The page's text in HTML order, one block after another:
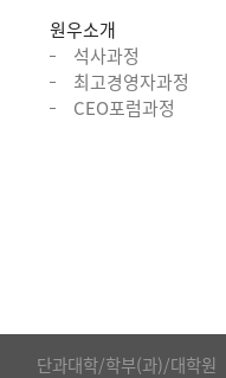
원우소개
석사과정
최고경영자과정
CEO포럼과정
단과대학/학부(과)/대학원
■인문대학